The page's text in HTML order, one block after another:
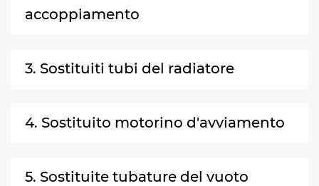
accoppiamento
3. Sostituiti tubi del radiatore
4. Sostituito motorino d'avviamento
5. Sostituite tubature del vuoto